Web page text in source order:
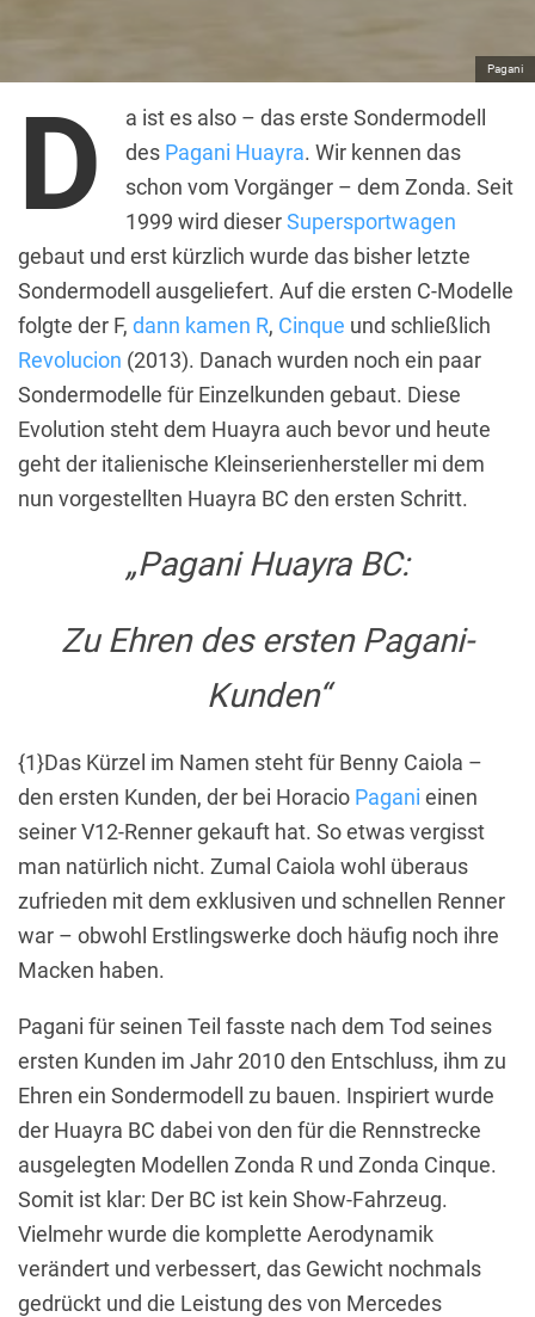
Pagani
D
a ist es also – das erste Sondermodell
des Pagani Huayra. Wir kennen das
schon vom Vorgänger – dem Zonda. Seit
1999 wird dieserSupersportwagen
gebaut und erst kürzlich wurde das bisher letzte
Sondermodell ausgeliefert. Auf die ersten C-Modelle
folgte der F, dann kamen R, Cinque und schließlich
Revolucion (2013). Danach wurden noch ein paar
Sondermodelle für Einzelkunden gebaut. Diese
Evolution steht dem Huayra auch bevor und heute
geht der italienische Kleinserienhersteller mi dem
nun vorgestellten Huayra BC den ersten Schritt.
„Pagani Huayra BC:
Zu Ehren des ersten Pagani-
Kunden“
{1}Das Kürzel im Namen steht für Benny Caiola –
den ersten Kunden, der bei Horacio Pagani einen
seiner V12-Renner gekauft hat. So etwas vergisst
man natürlich nicht. Zumal Caiola wohl überaus
zufrieden mit dem exklusiven und schnellen Renner
war – obwohl Erstlingswerke doch häufig noch ihre
Macken haben.
Pagani für seinen Teil fasste nach dem Tod seines
ersten Kunden im Jahr 2010 den Entschluss, ihm zu
Ehren ein Sondermodell zu bauen. Inspiriert wurde
der Huayra BC dabei von den für die Rennstrecke
ausgelegten Modellen Zonda R und Zonda Cinque.
Somit ist klar: Der BC ist kein Show-Fahrzeug.
Vielmehr wurde die komplette Aerodynamik
verändert und verbessert, das Gewicht nochmals
gedrückt und die Leistung des von Mercedes